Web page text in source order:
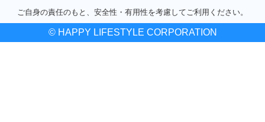
ご自身の責任のもと、安全性・有用性を考慮してご利用ください。
© HAPPY LIFESTYLE CORPORATION